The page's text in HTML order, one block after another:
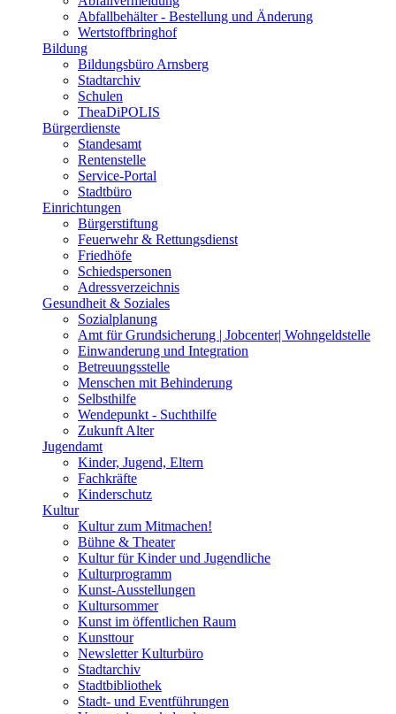
Abfallbehälter - Bestellung und Änderung
Wertstoffbringhof
Bildung
Bildungsbüro Arnsberg
Stadtarchiv
Schulen
TheaDiPOLIS
Bürgerdienste
Standesamt
Rentenstelle
Service-Portal
Stadtbüro
Einrichtungen
Bürgerstiftung
Feuerwehr & Rettungsdienst
Friedhöfe
Schiedspersonen
Adressverzeichnis
Gesundheit & Soziales
Sozialplanung
Amt für Grundsicherung | Jobcenter| Wohngeldstelle
Einwanderung und Integration
Betreuungsstelle
Menschen mit Behinderung
Selbsthilfe
Wendepunkt - Suchthilfe
Zukunft Alter
Jugendamt
Kinder, Jugend, Eltern
Fachkräfte
Kinderschutz
Kultur
Kultur zum Mitmachen!
Bühne & Theater
Kultur für Kinder und Jugendliche
Kulturprogramm
Kunst-Ausstellungen
Kultursommer
Kunst im öffentlichen Raum
Kunsttour
Newsletter Kulturbüro
Stadtarchiv
Stadtbibliothek
Stadt- und Eventführungen